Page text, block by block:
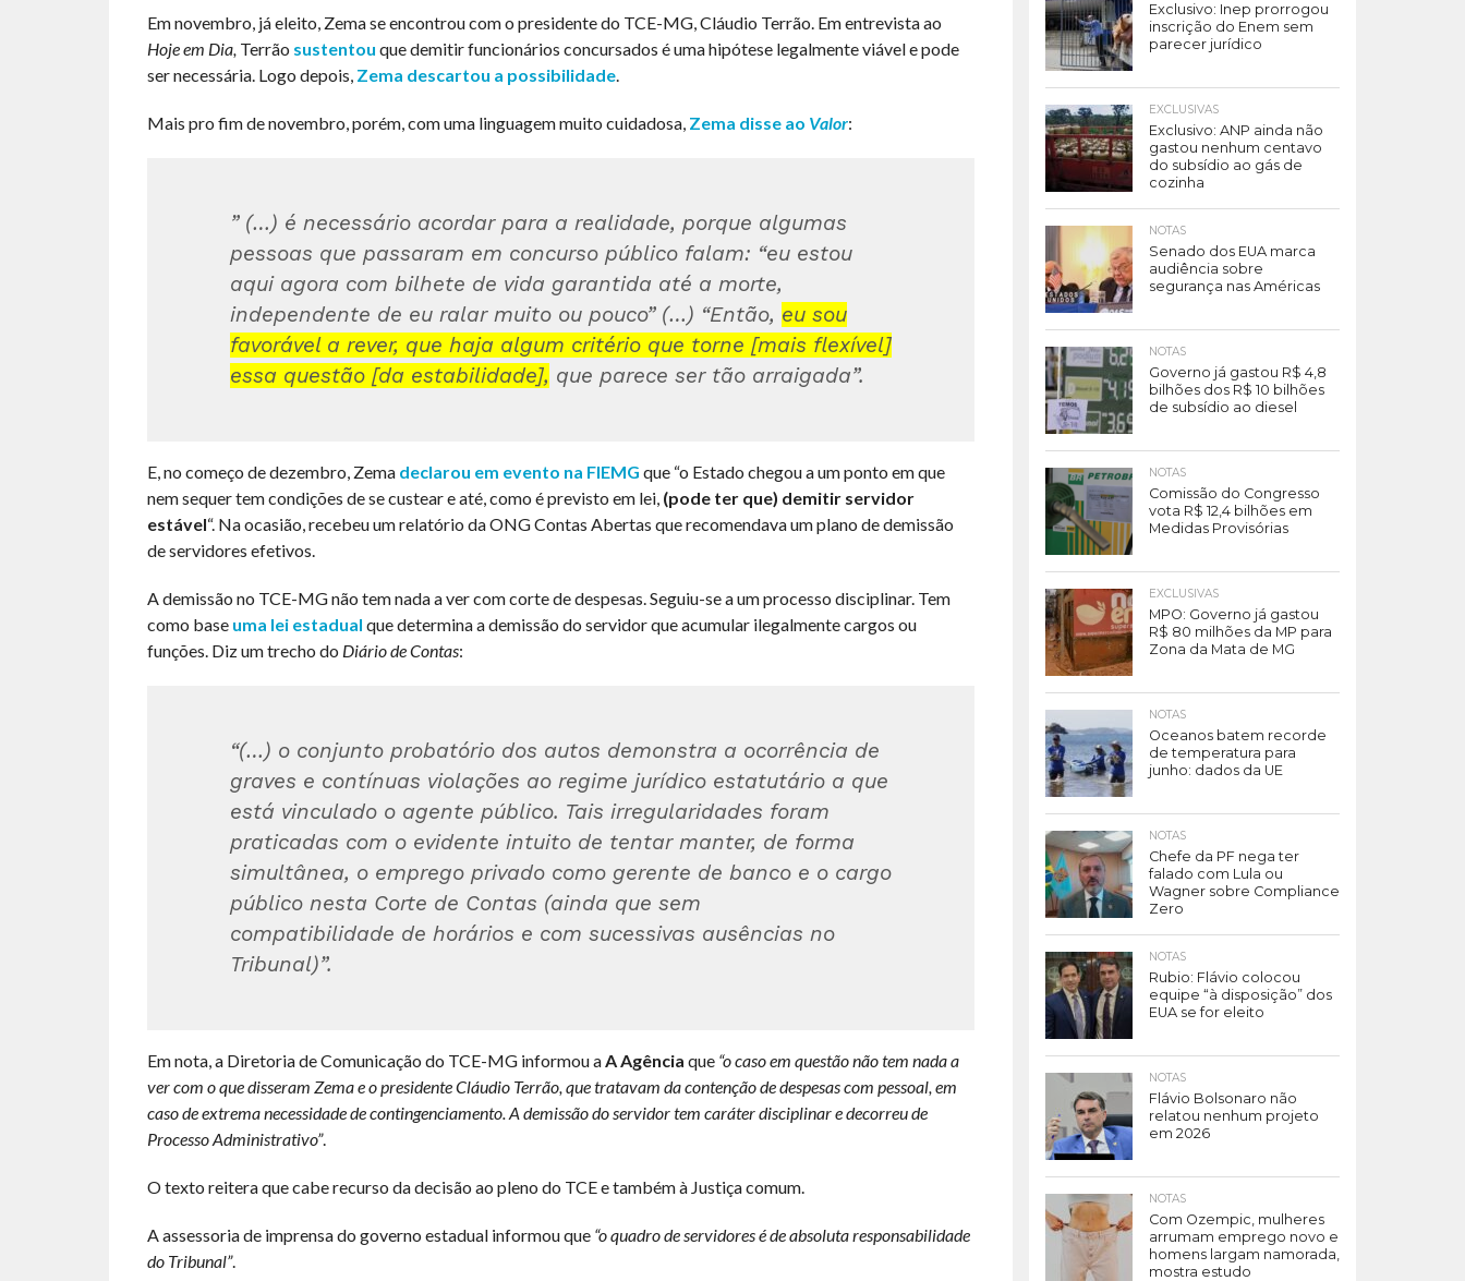
Em novembro, já eleito, Zema se encontrou com o presidente do TCE-MG, Cláudio Terrão. Em entrevista ao
Hoje em Dia, Terrão sustentou que demitir funcionários concursados é uma hipótese legalmente viável e pode
ser necessária. Logo depois, Zema descartou a possibilidade.
Mais pro fim de novembro, porém, com uma linguagem muito cuidadosa, Zema disse ao Valor:
” (…) é necessário acordar para a realidade, porque algumas
pessoas que passaram em concurso público falam: “eu estou
aqui agora com bilhete de vida garantida até a morte,
independente de eu ralar muito ou pouco” (…) “Então, eu sou
favorável a rever, que haja algum critério que torne [mais flexível]
essa questão [da estabilidade], que parece ser tão arraigada”.
E, no começo de dezembro, Zema declarou em evento na FIEMG que “o Estado chegou a um ponto em que
nem sequer tem condições de se custear e até, como é previsto em lei, (pode ter que) demitir servidor
estável“. Na ocasião, recebeu um relatório da ONG Contas Abertas que recomendava um plano de demissão
de servidores efetivos.
A demissão no TCE-MG não tem nada a ver com corte de despesas. Seguiu-se a um processo disciplinar. Tem
como base uma lei estadual que determina a demissão do servidor que acumular ilegalmente cargos ou
funções. Diz um trecho do Diário de Contas:
“(…) o conjunto probatório dos autos demonstra a ocorrência de
graves e contínuas violações ao regime jurídico estatutário a que
está vinculado o agente público. Tais irregularidades foram
praticadas com o evidente intuito de tentar manter, de forma
simultânea, o emprego privado como gerente de banco e o cargo
público nesta Corte de Contas (ainda que sem
compatibilidade de horários e com sucessivas ausências no
Tribunal)”.
Em nota, a Diretoria de Comunicação do TCE-MG informou aA Agência que “o caso em questão não tem nada a
ver com o que disseram Zema e o presidente Cláudio Terrão, que tratavam da contenção de despesas com pessoal, em
caso de extrema necessidade de contingenciamento. A demissão do servidor tem caráter disciplinar e decorreu de
Processo Administrativo”.
O texto reitera que cabe recurso da decisão ao pleno do TCE e também à Justiça comum.
A assessoria de imprensa do governo estadual informou que “o quadro de servidores é de absoluta responsabilidade
do Tribunal”.
Exclusivo: Inep prorrogou
inscrição do Enem sem
parecer jurídico
EXCLUSIVAS
Exclusivo: ANP ainda não
gastou nenhum centavo
do subsídio ao gás de
cozinha
NOTAS
Senado dos EUA marca
audiência sobre
segurança nas Américas
NOTAS
Governo já gastou R$ 4,8
bilhões dos R$ 10 bilhões
de subsídio ao diesel
NOTAS
Comissão do Congresso
vota R$ 12,4 bilhões em
Medidas Provisórias
EXCLUSIVAS
MPO: Governo já gastou
R$ 80 milhões da MP para
Zona da Mata de MG
NOTAS
Oceanos batem recorde
de temperatura para
junho: dados da UE
NOTAS
Chefe da PF nega ter
falado com Lula ou
Wagner sobre Compliance
Zero
NOTAS
Rubio: Flávio colocou
equipe “à disposição” dos
EUA se for eleito
NOTAS
Flávio Bolsonaro não
relatou nenhum projeto
em 2026
NOTAS
Com Ozempic, mulheres
arrumam emprego novo e
homens largam namorada,
mostra estudo